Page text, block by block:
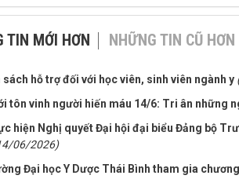
TIN MỚI HƠN NHỮNG TIN CŨ HƠN
hỗ trợ đối với học viên, sinh viên ngành y
tôn vinh người hiến máu 14/6: Tri ân những
hiện Nghị quyết Đại hội đại biểu Đảng bộ
06/2026)
Đại học Y Dược Thái Bình tham gia